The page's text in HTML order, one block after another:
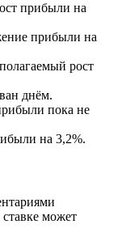
прибыли на
прибыли на
рост
днём.
пока не
на 3,2%.
может